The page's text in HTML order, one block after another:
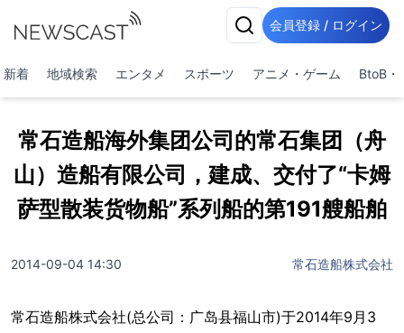
会員登録 / ログイン
新着 地域検索 エンタメ スポーツ アニメ・ゲーム BtoB・
常石造船海外集团公司的常石集团（舟
山）造船有限公司，建成、交付了“卡姆
萨型散装货物船”系列船的第191艘船舶
2014-09-04 14:30 常石造船株式会社
常石造船株式会社(总公司：广岛县福山市)于2014年9月3